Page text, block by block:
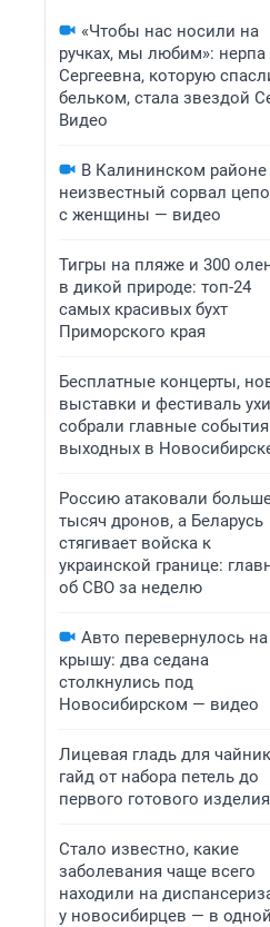
«Чтобы нас носили на
ручках, мы любим»: нерпа
Сергеевна, которую
бельком, стала звездой
Видео
В Калининском районе
неизвестный сорвал
с женщины — видео
Тигры на пляже и 300
в дикой природе: топ-24
самых красивых бухт
Приморского края
Бесплатные концерты,
выставки и фестиваль
собрали главные события
выходных в
Россию атаковали
тысяч дронов, а Беларусь
стягивает войска к
украинской границе:
об СВО за неделю
Авто перевернулось на
крышу: два седана
столкнулись под
Новосибирском — видео
Лицевая гладь для
гайд от набора петель до
первого готового изделия
Стало известно, какие
заболевания чаще всего
находили на
у новосибирцев — в одной